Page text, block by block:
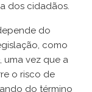
dos cidadãos.
do
como
uma vez que a
o risco de
do término